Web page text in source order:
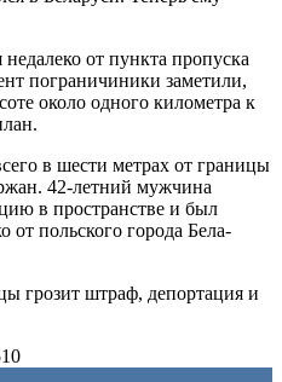
от пункта пропуска
пограничиники заметили,
около одного километра к
в шести метрах от границы
42-летний мужчина
в пространстве и был
от польского города Бела-
грозит штраф, депортация и